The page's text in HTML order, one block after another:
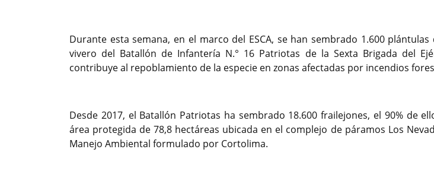
Durante esta semana, en el marco del ESCA, se han sembrado 1.600
vivero del Batallón de Infantería N.° 16 Patriotas de la Sexta Brigada del
contribuye al repoblamiento de la especie en zonas afectadas por incendios
Desde 2017, el Batallón Patriotas ha sembrado 18.600 frailejones, el 90% de
área protegida de 78,8 hectáreas ubicada en el complejo de páramos Los
Manejo Ambiental formulado por Cortolima.